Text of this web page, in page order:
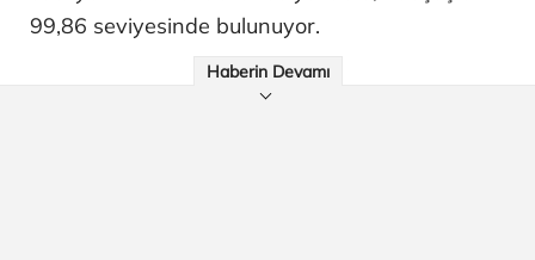
99,86 seviyesinde bulunuyor.
Haberin Devamı